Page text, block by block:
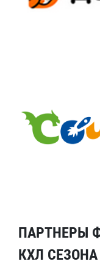
ПАРТНЕРЫ
КХЛ СЕЗОНА